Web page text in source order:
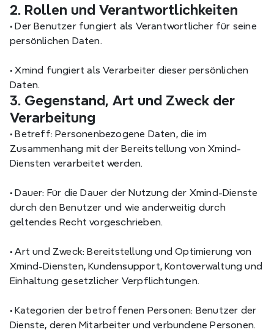
2. Rollen und Verantwortlichkeiten
• Der Benutzer fungiert als Verantwortlicher für seine
persönlichen Daten.
• Xmind fungiert als Verarbeiter dieser persönlichen
Daten.
3. Gegenstand, Art und Zweck der
Verarbeitung
• Betreff: Personenbezogene Daten, die im
Zusammenhang mit der Bereitstellung von Xmind-
Diensten verarbeitet werden.
• Dauer: Für die Dauer der Nutzung der Xmind-Dienste
durch den Benutzer und wie anderweitig durch
geltendes Recht vorgeschrieben.
• Art und Zweck: Bereitstellung und Optimierung von
Xmind-Diensten, Kundensupport, Kontoverwaltung und
Einhaltung gesetzlicher Verpflichtungen.
• Kategorien der betroffenen Personen: Benutzer der
Dienste, deren Mitarbeiter und verbundene Personen.